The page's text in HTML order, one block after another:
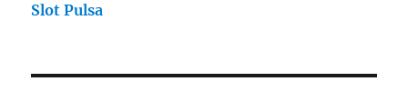
Slot Pulsa